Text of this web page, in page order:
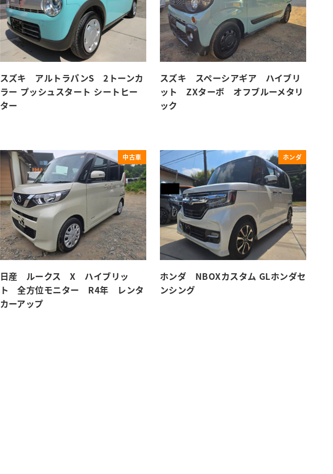
スズキ アルトラパンS 2トーンカ
ラー プッシュスタート シートヒー
ター
スズキ スペーシアギア ハイブリ
ット ZXターボ オフブルーメタリ
ック
中古車
日産 ルークス X ハイブリッ
ト 全方位モニター R4年 レンタ
カーアップ
ホンダ
ホンダ NBOXカスタム GLホンダセ
ンシング